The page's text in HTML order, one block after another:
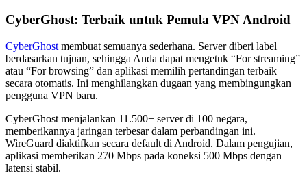
CyberGhost: Terbaik untuk Pemula VPN Android
CyberGhost membuat semuanya sederhana. Server diberi label
berdasarkan tujuan, sehingga Anda dapat mengetuk “For streaming”
atau “For browsing” dan aplikasi memilih pertandingan terbaik
secara otomatis. Ini menghilangkan dugaan yang membingungkan
pengguna VPN baru.
CyberGhost menjalankan 11.500+ server di 100 negara,
memberikannya jaringan terbesar dalam perbandingan ini.
WireGuard diaktifkan secara default di Android. Dalam pengujian,
aplikasi memberikan 270 Mbps pada koneksi 500 Mbps dengan
latensi stabil.